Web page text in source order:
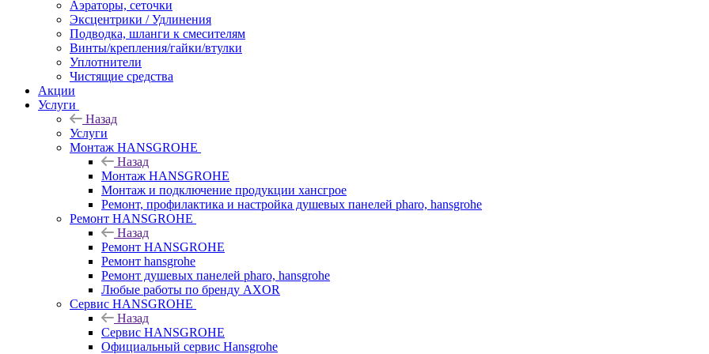
Аэраторы, сеточки
Эксцентрики / Удлинения
Подводка, шланги к смесителям
Винты/крепления/гайки/втулки
Уплотнители
Чистящие средства
Акции
Услуги
Назад
Услуги
Монтаж HANSGROHE
Назад
Монтаж HANSGROHE
Монтаж и подключение продукции хансгрое
Ремонт, профилактика и настройка душевых панелей pharo, hansgrohe
Ремонт HANSGROHE
Назад
Ремонт HANSGROHE
Ремонт hansgrohe
Ремонт душевых панелей pharo, hansgrohe
Любые работы по бренду AXOR
Сервис HANSGROHE
Назад
Сервис HANSGROHE
Официальный сервис Hansgrohe